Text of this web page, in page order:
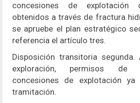
concesiones de explotación
obtenidos a través de fractura
se apruebe el plan estratégico
referencia el artículo tres.
Disposición transitoria segunda.
exploración, permisos de
concesiones de explotación
tramitación.